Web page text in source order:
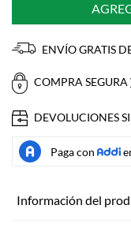
ENVÍO GRATIS
COMPRA SEGURA
DEVOLUCIONES
Información del